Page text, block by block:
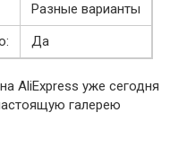
Разные варианты
Да
AliExpress уже сегодня
галерею